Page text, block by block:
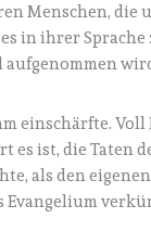
Menschen,
in ihrer
einschärfte.
es ist, die Taten
als den
Evangelium